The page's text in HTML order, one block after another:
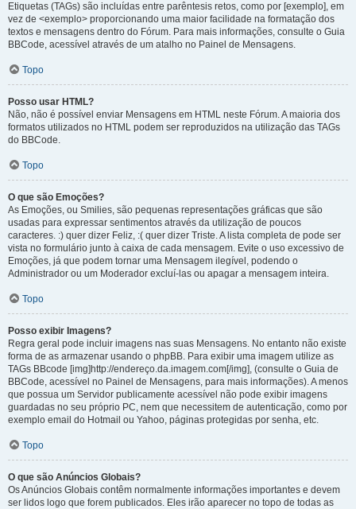
Etiquetas (TAGs) são incluídas entre parêntesis retos, como por [exemplo], em
vez de <exemplo> proporcionando uma maior facilidade na formatação dos
textos e mensagens dentro do Fórum. Para mais informações, consulte o Guia
BBCode, acessível através de um atalho no Painel de Mensagens.
Topo
Posso usar HTML?
Não, não é possível enviar Mensagens em HTML neste Fórum. A maioria dos
formatos utilizados no HTML podem ser reproduzidos na utilização das TAGs
do BBCode.
Topo
O que são Emoções?
As Emoções, ou Smilies, são pequenas representações gráficas que são
usadas para expressar sentimentos através da utilização de poucos
caracteres. :) quer dizer Feliz, :( quer dizer Triste. A lista completa de pode ser
vista no formulário junto à caixa de cada mensagem. Evite o uso excessivo de
Emoções, já que podem tornar uma Mensagem ilegível, podendo o
Administrador ou um Moderador excluí-las ou apagar a mensagem inteira.
Topo
Posso exibir Imagens?
Regra geral pode incluir imagens nas suas Mensagens. No entanto não existe
forma de as armazenar usando o phpBB. Para exibir uma imagem utilize as
TAGs BBcode [img]http://endereço.da.imagem.com[/img], (consulte o Guia de
BBCode, acessível no Painel de Mensagens, para mais informações). A menos
que possua um Servidor publicamente acessível não pode exibir imagens
guardadas no seu próprio PC, nem que necessitem de autenticação, como por
exemplo email do Hotmail ou Yahoo, páginas protegidas por senha, etc.
Topo
O que são Anúncios Globais?
Os Anúncios Globais contêm normalmente informações importantes e devem
ser lidos logo que forem publicados. Eles irão aparecer no topo de todas as